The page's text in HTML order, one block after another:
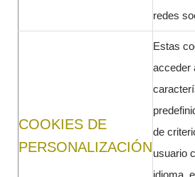
redes
COOKIES DE
PERSONALIZACIÓN
Estas
acceder
de
usuario
idioma,